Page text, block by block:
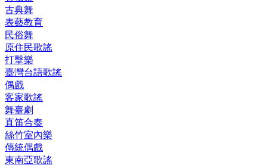
古典舞
表藝教育
民俗舞
原住民歌謠
打擊樂
臺灣台語歌謠
偶戲
客家歌謠
舞臺劇
直笛合奏
絲竹室內樂
傳統偶戲
東南亞歌謠